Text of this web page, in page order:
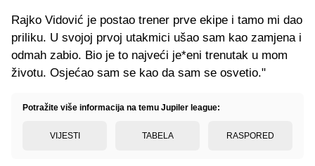
Rajko Vidović je postao trener prve ekipe i tamo mi dao
priliku. U svojoj prvoj utakmici ušao sam kao zamjena i
odmah zabio. Bio je to najveći je*eni trenutak u mom
životu. Osjećao sam se kao da sam se osvetio."
Potražite više informacija na temu Jupiler league:
VIJESTI TABELA RASPORED